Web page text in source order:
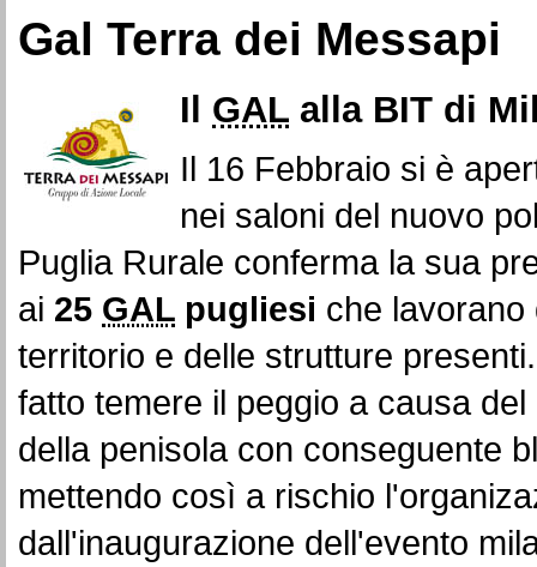
Gal Terra dei Messapi
Il GAL alla BIT di
Il 16 Febbraio si è
nei saloni del nuovo
Puglia Rurale conferma la sua
ai 25 GAL pugliesi che lavorano
territorio e delle strutture presenti.
fatto temere il peggio a causa
della penisola con conseguente
mettendo così a rischio
dall'inaugurazione dell'evento